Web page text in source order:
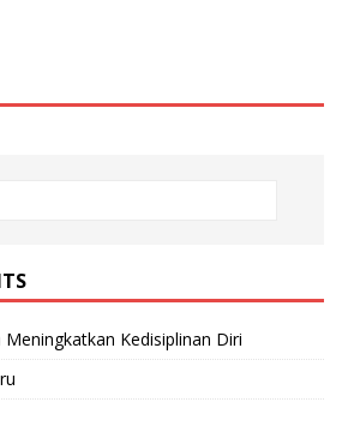
Meningkatkan Kedisiplinan Diri